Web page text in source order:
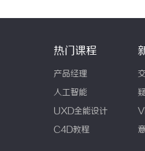
热门课程
产品经理
人工智能
UXD全能设计
C4D教程